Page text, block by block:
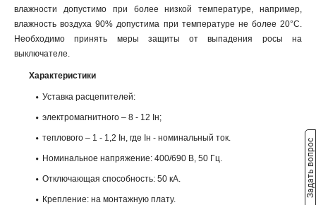
влажности допустимо при более низкой температуре, например,
влажность воздуха 90% допустима при температуре не более 20°С.
Необходимо принять меры защиты от выпадения росы на
выключателе.
Характеристики
Уставка расцепителей:
электромагнитного – 8 - 12 Iн;
теплового – 1 - 1,2 Iн, где Iн - номинальный ток.
Номинальное напряжение: 400/690 В, 50 Гц.
Отключающая способность: 50 кА.
Крепление: на монтажную плату. Задать вопрос